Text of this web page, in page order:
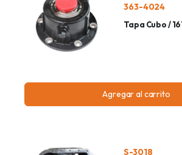
363-4024
Tapa Cubo /
Agregar al carrito
S-3018